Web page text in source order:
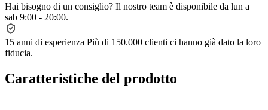
Hai bisogno di un consiglio? Il nostro team è disponibile da lun a
sab 9:00 - 20:00.
15 anni di esperienza Più di 150.000 clienti ci hanno già dato la loro
fiducia.
Caratteristiche del prodotto